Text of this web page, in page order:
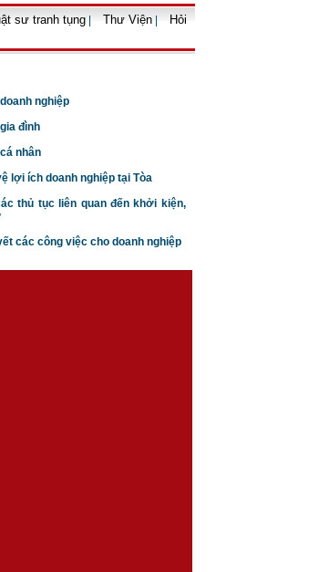
doanh của doanh nghiệp
sư tranh tụng Thư Viện
Hỏi
nghiệp
đình
nhân
lợi ích doanh nghiệp tại Tòa
thủ tục liên quan đến khởi kiện,
các công việc cho doanh nghiệp